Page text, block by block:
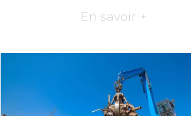
En savoir +